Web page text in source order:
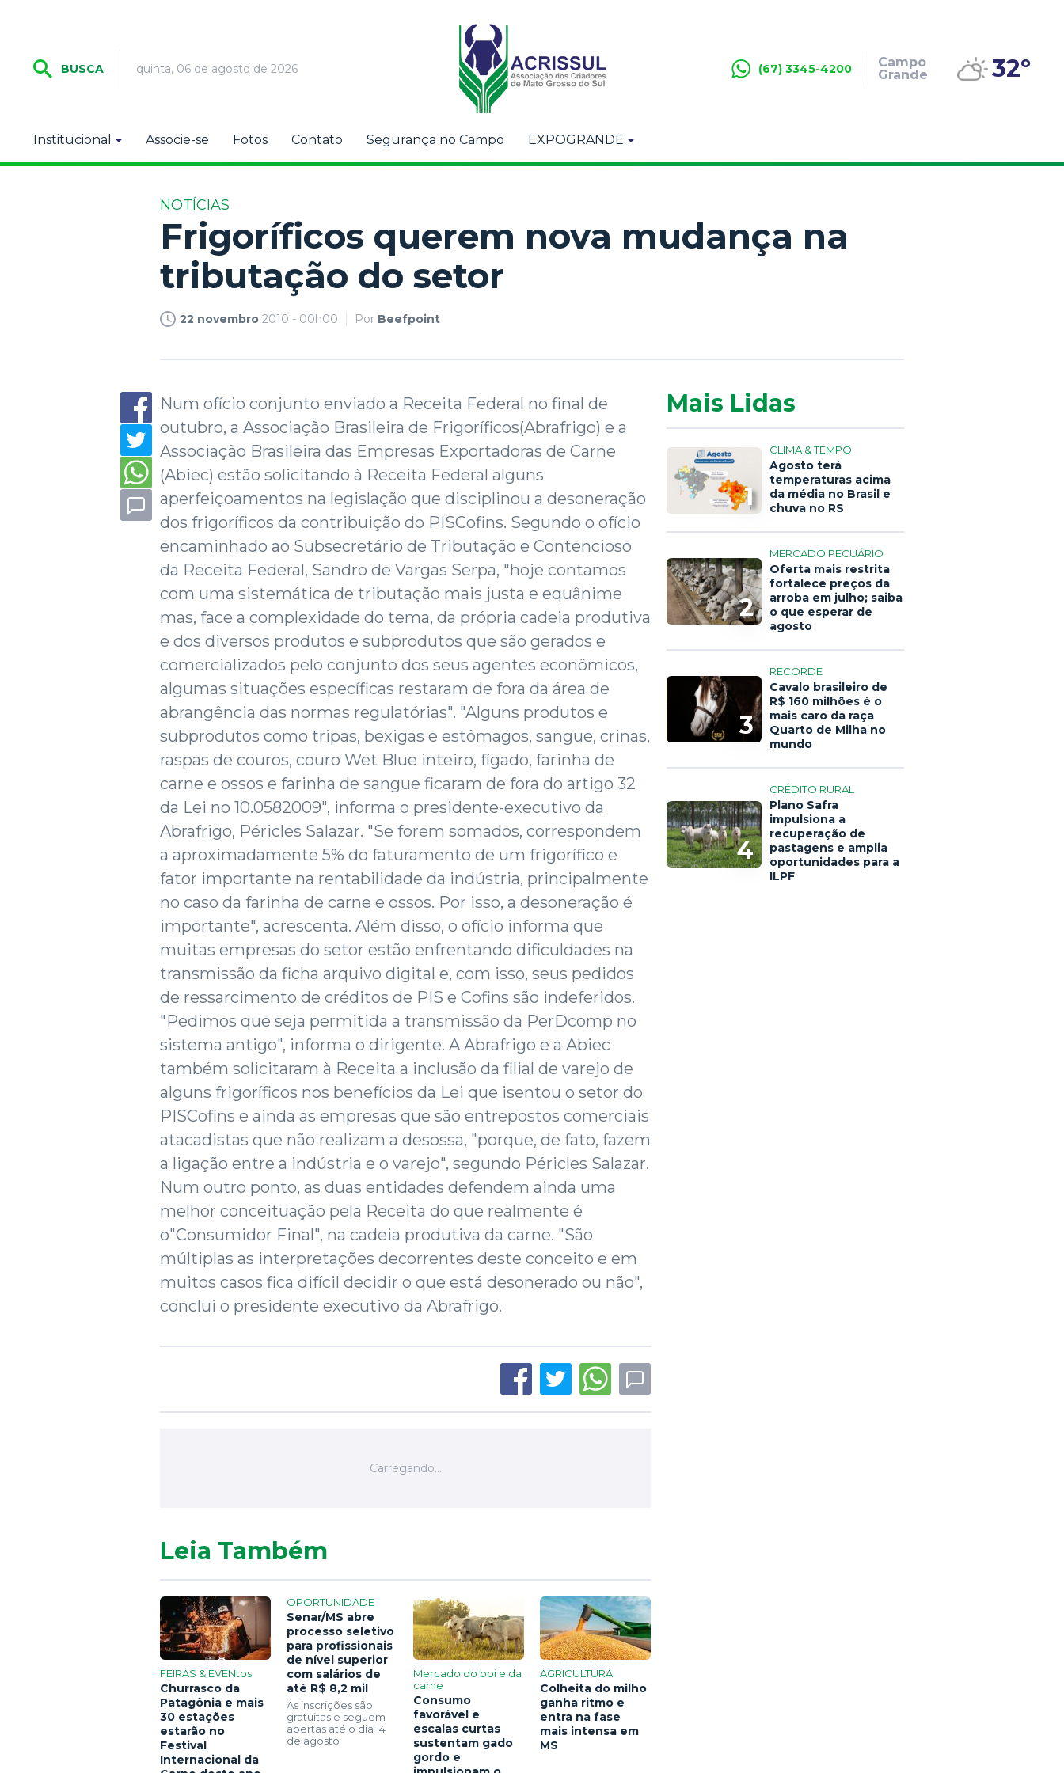
BUSCA quinta, 06 de agosto de 2026 (67) 3345-4200
Campo
Grande
32º
Institucional Associe-se Fotos Contato Segurança no Campo EXPOGRANDE
NOTÍCIAS
Frigoríficos querem nova mudança na
tributação do setor
22 novembro 2010 - 00h00 Por Beefpoint
Num ofício conjunto enviado a Receita Federal no final de
outubro, a Associação Brasileira de Frigoríficos(Abrafrigo) e a
Associação Brasileira das Empresas Exportadoras de Carne
(Abiec) estão solicitando à Receita Federal alguns
aperfeiçoamentos na legislação que disciplinou a desoneração
dos frigoríficos da contribuição do PISCofins. Segundo o ofício
encaminhado ao Subsecretário de Tributação e Contencioso
da Receita Federal, Sandro de Vargas Serpa, "hoje contamos
com uma sistemática de tributação mais justa e equânime
mas, face a complexidade do tema, da própria cadeia produtiva
e dos diversos produtos e subprodutos que são gerados e
comercializados pelo conjunto dos seus agentes econômicos,
algumas situações específicas restaram de fora da área de
abrangência das normas regulatórias". "Alguns produtos e
subprodutos como tripas, bexigas e estômagos, sangue, crinas,
raspas de couros, couro Wet Blue inteiro, fígado, farinha de
carne e ossos e farinha de sangue ficaram de fora do artigo 32
da Lei no 10.0582009", informa o presidente-executivo da
Abrafrigo, Péricles Salazar. "Se forem somados, correspondem
a aproximadamente 5% do faturamento de um frigorífico e
fator importante na rentabilidade da indústria, principalmente
no caso da farinha de carne e ossos. Por isso, a desoneração é
importante", acrescenta. Além disso, o ofício informa que
muitas empresas do setor estão enfrentando dificuldades na
transmissão da ficha arquivo digital e, com isso, seus pedidos
de ressarcimento de créditos de PIS e Cofins são indeferidos.
"Pedimos que seja permitida a transmissão da PerDcomp no
sistema antigo", informa o dirigente. A Abrafrigo e a Abiec
também solicitaram à Receita a inclusão da filial de varejo de
alguns frigoríficos nos benefícios da Lei que isentou o setor do
PISCofins e ainda as empresas que são entrepostos comerciais
atacadistas que não realizam a desossa, "porque, de fato, fazem
a ligação entre a indústria e o varejo", segundo Péricles Salazar.
Num outro ponto, as duas entidades defendem ainda uma
melhor conceituação pela Receita do que realmente é
o"Consumidor Final", na cadeia produtiva da carne. "São
múltiplas as interpretações decorrentes deste conceito e em
muitos casos fica difícil decidir o que está desonerado ou não",
conclui o presidente executivo da Abrafrigo.
Mais Lidas
1
CLIMA & TEMPO
Agosto terá
temperaturas acima
da média no Brasil e
chuva no RS
2
MERCADO PECUÁRIO
Oferta mais restrita
fortalece preços da
arroba em julho; saiba
o que esperar de
agosto
3
RECORDE
Cavalo brasileiro de
R$ 160 milhões é o
mais caro da raça
Quarto de Milha no
mundo
4
CRÉDITO RURAL
Plano Safra
impulsiona a
recuperação de
pastagens e amplia
oportunidades para a
ILPF
Leia Também
FEIRAS & EVENtos
Churrasco da
Patagônia e mais
30 estações
estarão no
Festival
Internacional da
OPORTUNIDADE
Senar/MS abre
processo seletivo
para profissionais
de nível superior
com salários de
até R$ 8,2 mil
As inscrições são
gratuitas e seguem
abertas até o dia 14
de agosto
Mercado do boi e da
carne
Consumo
favorável e
escalas curtas
sustentam gado
gordo e
AGRICULTURA
Colheita do milho
ganha ritmo e
entra na fase
mais intensa em
MS